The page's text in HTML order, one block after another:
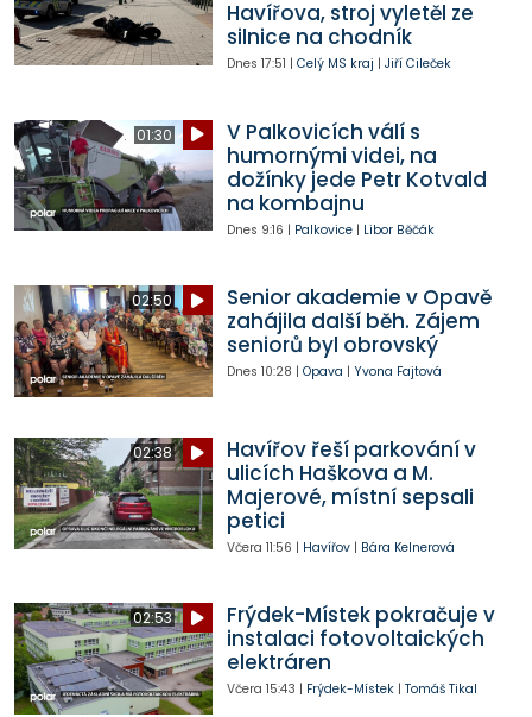
Havířova, stroj vyletěl ze
silnice na chodník
Dnes 17:51 | Celý MS kraj | Jiří Cileček
01:30
V Palkovicích válí s
humornými videi, na
dožínky jede Petr Kotvald
na kombajnu
Dnes 9:16 | Palkovice| Libor Běčák
02:50
Senior akademie v Opavě
zahájila další běh. Zájem
seniorů byl obrovský
Dnes 10:28 | Opava | Yvona Fajtová
02:38
Havířov řeší parkování v
ulicích Haškova a M.
Majerové, místní sepsali
petici
Včera 11:56 | Havířov| Bára Kelnerová
02:53
Frýdek-Místek pokračuje v
instalaci fotovoltaických
elektráren
Včera 15:43 | Frýdek-Místek| Tomáš Tikal